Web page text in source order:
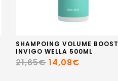
SHAMPOING VOLUME BOOST
INVIGO WELLA 500ML
21,65€ 14,08€